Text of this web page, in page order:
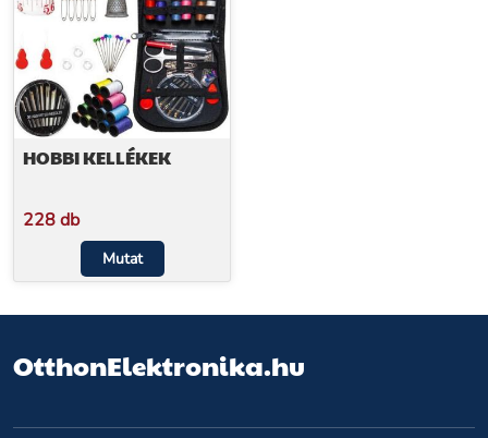
HOBBI KELLÉKEK
228 db
Mutat
OtthonElektronika.hu